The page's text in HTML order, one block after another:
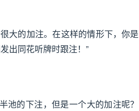
大的加注。在这样的情形下，你是
出同花听牌时跟注！”
的下注，但是一个大的加注呢？